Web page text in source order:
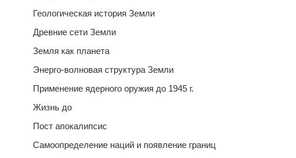
Геологическая история Земли
Древние сети Земли
Земля как планета
Энерго-волновая структура Земли
Применение ядерного оружия до 1945 г.
Жизнь до
Пост апокалипсис
Самоопределение наций и появление границ